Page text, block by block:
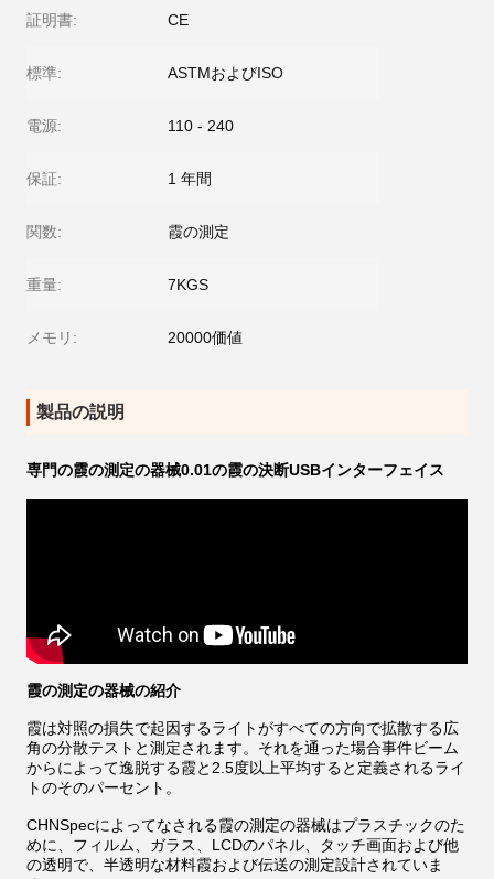
証明書: CE
標準: ASTMおよびISO
電源: 110 - 240
保証: 1 年間
関数: 霞の測定
重量: 7KGS
メモリ: 20000価値
製品の説明
専門の霞の測定の器械0.01の霞の決断USBインターフェイス
霞の測定の器械の紹介
霞は対照の損失で起因するライトがすべての方向で拡散する広
角の分散テストと測定されます。それを通った場合事件ビーム
からによって逸脱する霞と2.5度以上平均すると定義されるライ
トのそのパーセント。
CHNSpecによってなされる霞の測定の器械はプラスチックのた
めに、フィルム、ガラス、LCDのパネル、タッチ画面および他
の透明で、半透明な材料霞および伝送の測定設計されていま